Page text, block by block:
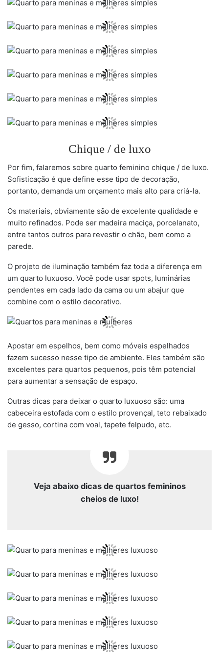
Chique / de luxo
Por fim, falaremos sobre quarto feminino chique / de luxo.
Sofisticação é que define esse tipo de decoração,
portanto, demanda um orçamento mais alto para criá-la.
Os materiais, obviamente são de excelente qualidade e
muito refinados. Pode ser madeira maciça, porcelanato,
entre tantos outros para revestir o chão, bem como a
parede.
O projeto de iluminação também faz toda a diferença em
um quarto luxuoso. Você pode usar spots, luminárias
pendentes em cada lado da cama ou um abajur que
combine com o estilo decorativo.
Apostar em espelhos, bem como móveis espelhados
fazem sucesso nesse tipo de ambiente. Eles também são
excelentes para quartos pequenos, pois têm potencial
para aumentar a sensação de espaço.
Outras dicas para deixar o quarto luxuoso são: uma
cabeceira estofada com o estilo provençal, teto rebaixado
de gesso, cortina com voal, tapete felpudo, etc.
Veja abaixo dicas de quartos femininos
cheios de luxo!